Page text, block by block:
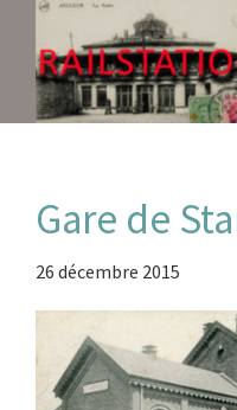
main
content
primary
sidebar
Gare de
26 décembre 2015